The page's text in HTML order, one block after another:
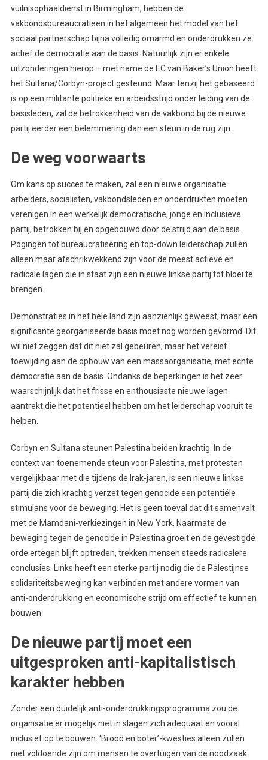
vuilnisophaaldienst in Birmingham, hebben de
vakbondsbureaucratieën in het algemeen het model van het
sociaal partnerschap bijna volledig omarmd en onderdrukken ze
actief de democratie aan de basis. Natuurlijk zijn er enkele
uitzonderingen hierop – met name de EC van Baker’s Union heeft
het Sultana/Corbyn-project gesteund. Maar tenzij het gebaseerd
is op een militante politieke en arbeidsstrijd onder leiding van de
basisleden, zal de betrokkenheid van de vakbond bij de nieuwe
partij eerder een belemmering dan een steun in de rug zijn.
De weg voorwaarts
Om kans op succes te maken, zal een nieuwe organisatie
arbeiders, socialisten, vakbondsleden en onderdrukten moeten
verenigen in een werkelijk democratische, jonge en inclusieve
partij, betrokken bij en opgebouwd door de strijd aan de basis.
Pogingen tot bureaucratisering en top-down leiderschap zullen
alleen maar afschrikwekkend zijn voor de meest actieve en
radicale lagen die in staat zijn een nieuwe linkse partij tot bloei te
brengen.
Demonstraties in het hele land zijn aanzienlijk geweest, maar een
significante georganiseerde basis moet nog worden gevormd. Dit
wil niet zeggen dat dit niet zal gebeuren, maar het vereist
toewijding aan de opbouw van een massaorganisatie, met echte
democratie aan de basis. Ondanks de beperkingen is het zeer
waarschijnlijk dat het frisse en enthousiaste nieuwe lagen
aantrekt die het potentieel hebben om het leiderschap vooruit te
helpen.
Corbyn en Sultana steunen Palestina beiden krachtig. In de
context van toenemende steun voor Palestina, met protesten
vergelijkbaar met die tijdens de Irak-jaren, is een nieuwe linkse
partij die zich krachtig verzet tegen genocide een potentiële
stimulans voor de beweging. Het is geen toeval dat dit samenvalt
met de Mamdani-verkiezingen in New York. Naarmate de
beweging tegen de genocide in Palestina groeit en de gevestigde
orde ertegen blijft optreden, trekken mensen steeds radicalere
conclusies. Links heeft een sterke partij nodig die de Palestijnse
solidariteitsbeweging kan verbinden met andere vormen van
anti-onderdrukking en economische strijd om effectief te kunnen
bouwen.
De nieuwe partij moet een
uitgesproken anti-kapitalistisch
karakter hebben
Zonder een duidelijk anti-onderdrukkingsprogramma zou de
organisatie er mogelijk niet in slagen zich adequaat en vooral
inclusief op te bouwen. ‘Brood en boter’-kwesties alleen zullen
niet voldoende zijn om mensen te overtuigen van de noodzaak